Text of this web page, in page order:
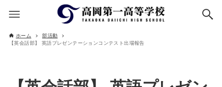
ホーム
部活動
【英会話部】 英語プレゼンテーションコンテスト出場報告